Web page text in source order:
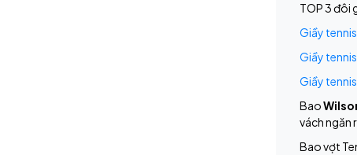
TOP 3 đôi
Giầy
Giầy
Giầy
Bao
vách ngăn
Bao vợt